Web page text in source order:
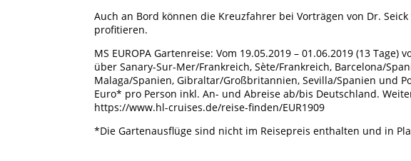
Auch an Bord können die Kreuzfahrer bei Vorträgen von Dr.
profitieren.
MS EUROPA Gartenreise: Vom 19.05.2019 – 01.06.2019 (13 Tage)
über Sanary-Sur-Mer/Frankreich, Sète/Frankreich, Barcelona/
Malaga/Spanien, Gibraltar/Großbritannien, Sevilla/Spanien und
Euro* pro Person inkl. An- und Abreise ab/bis Deutschland.
https://www.hl-cruises.de/reise-finden/EUR1909
*Die Gartenausflüge sind nicht im Reisepreis enthalten und in
IMPRESSUM